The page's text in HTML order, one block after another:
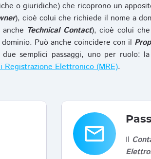
o giuridiche) che ricoprono un
), cioè colui che richiede il nome a
Technical Contact), cioè colui
Può anche coincidere con il
semplici passaggi, uno per ruolo:
Registrazione Elettronico (MRE).
email Il